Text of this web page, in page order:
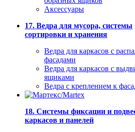
Аксессуары
17. Ведра для мусора, системы
сортировки и хранения
Ведра для каркасов с
фасадами
Ведра для каркасов с
ящиками
Ведра с креплением к
18. Системы фиксации и
каркасов и панелей